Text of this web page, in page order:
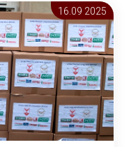
16.09 2025